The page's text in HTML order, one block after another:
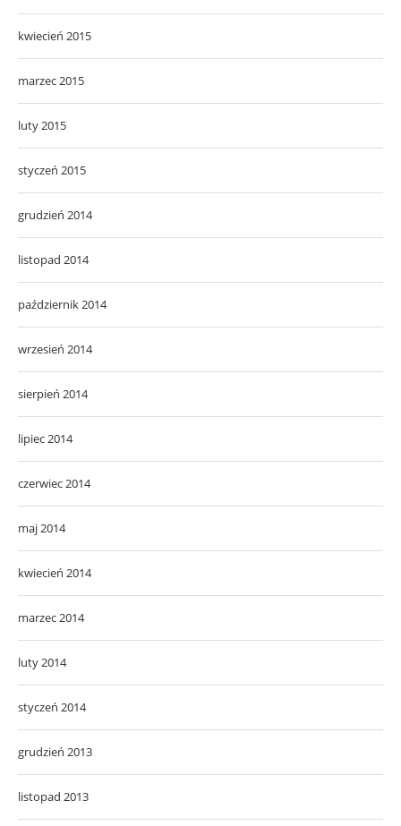
kwiecień 2015
marzec 2015
luty 2015
styczeń 2015
grudzień 2014
listopad 2014
październik 2014
wrzesień 2014
sierpień 2014
lipiec 2014
czerwiec 2014
maj 2014
kwiecień 2014
marzec 2014
luty 2014
styczeń 2014
grudzień 2013
listopad 2013